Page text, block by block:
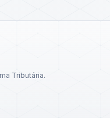
Tributária.